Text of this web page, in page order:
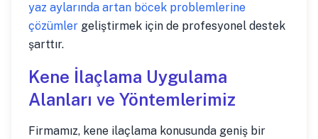
yaz aylarında artan böcek problemlerine
çözümler geliştirmek için de profesyonel destek
şarttır.
Kene İlaçlama Uygulama
Alanları ve Yöntemlerimiz
Firmamız, kene ilaçlama konusunda geniş bir